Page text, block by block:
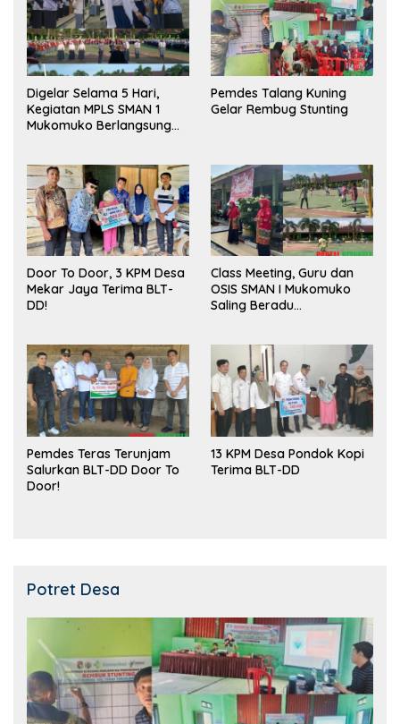
Digelar Selama 5 Hari,
Kegiatan MPLS SMAN 1
Mukomuko Berlangsung
Pemdes Talang Kuning
Gelar Rembug Stunting
Door To Door, 3 KPM Desa
Mekar Jaya Terima BLT-
DD!
Class Meeting, Guru dan
OSIS SMAN I Mukomuko
Saling Beradu
Pemdes Teras Terunjam
Salurkan BLT-DD Door To
Door!
13 KPM Desa Pondok Kopi
Terima BLT-DD
Potret Desa